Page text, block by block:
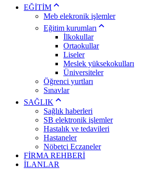
EĞİTİM
Meb elekronik işlemler
Eğitim kurumları
İlkokullar
Ortaokullar
Liseler
Meslek yüksekokulları
Üniversiteler
Öğrenci yurtları
Sınavlar
SAĞLIK
Sağlık haberleri
SB elektronik işlemler
Hastalık ve tedavileri
Hastaneler
Nöbetçi Eczaneler
FİRMA REHBERİ
İLANLAR